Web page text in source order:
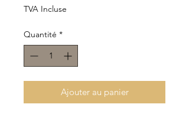
TVA Incluse
Quantité *
Ajouter au panier